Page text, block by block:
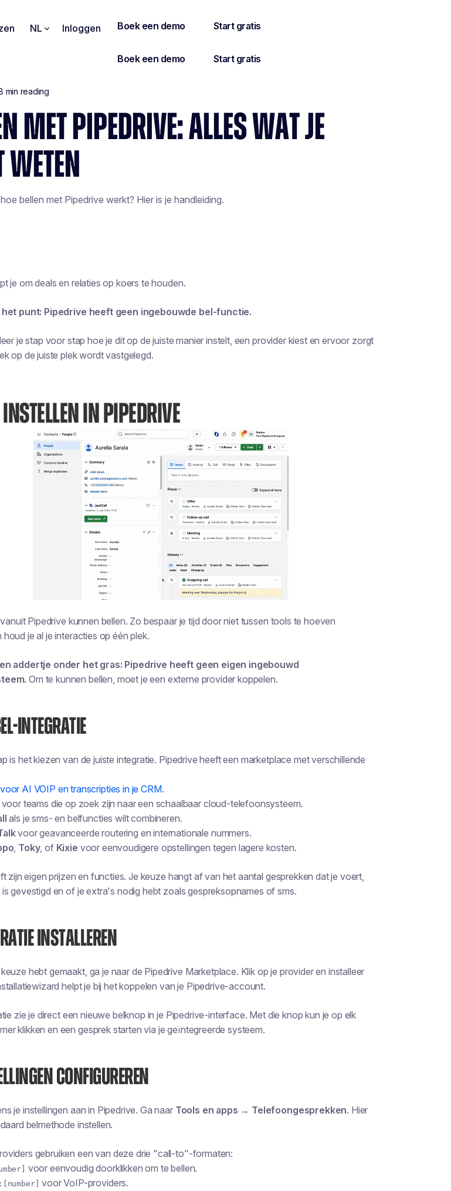
NL Inloggen
min reading
MET PIPEDRIVE: ALLES WAT JE
WETEN
bellen met Pipedrive werkt? Hier is je handleiding.
je om deals en relaties op koers te houden.
het punt: Pipedrive heeft geen ingebouwde bel-functie.
je stap voor stap hoe je dit op de juiste manier instelt, een provider kiest en ervoor zorgt
op de juiste plek wordt vastgelegd.
INSTELLEN IN PIPEDRIVE
Pipedrive kunnen bellen. Zo bespaar je tijd door niet tussen tools te hoeven
houd je al je interacties op één plek.
addertje onder het gras: Pipedrive heeft geen eigen ingebouwd
Om te kunnen bellen, moet je een externe provider koppelen.
INTEGRATIE
is het kiezen van de juiste integratie. Pipedrive heeft een marketplace met verschillende
voor AI VOIP en transcripties in je CRM.
voor teams die op zoek zijn naar een schaalbaar cloud-telefoonsysteem.
als je sms- en belfuncties wilt combineren.
voor geavanceerde routering en internationale nummers.
, Toky, of Kixie voor eenvoudigere opstellingen tegen lagere kosten.
zijn eigen prijzen en functies. Je keuze hangt af van het aantal gesprekken dat je voert,
gevestigd en of je extra's nodig hebt zoals gespreksopnames of sms.
INSTALLEREN
hebt gemaakt, ga je naar de Pipedrive Marketplace. Klik op je provider en installeer
helpt je bij het koppelen van je Pipedrive-account.
zie je direct een nieuwe belknop in je Pipedrive-interface. Met die knop kun je op elk
klikken en een gesprek starten via je geïntegreerde systeem.
CONFIGUREREN
je instellingen aan in Pipedrive. Ga naar Tools en apps → Telefoongesprekken. Hier
belmethode instellen.
gebruiken een van deze drie "call-to"-formaten:
voor eenvoudig doorklikken om te bellen.
voor VoIP-providers.